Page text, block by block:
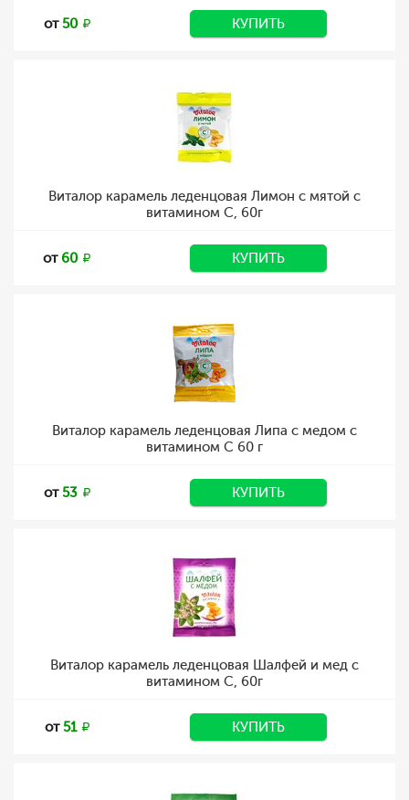
от50 КУПИТЬ
Виталор карамель леденцовая Лимон с мятой с
витамином С, 60г
от60 КУПИТЬ
Виталор карамель леденцовая Липа с медом с
витамином С 60 г
от53 КУПИТЬ
Виталор карамель леденцовая Шалфей и мед с
витамином С, 60г
от51 КУПИТЬ